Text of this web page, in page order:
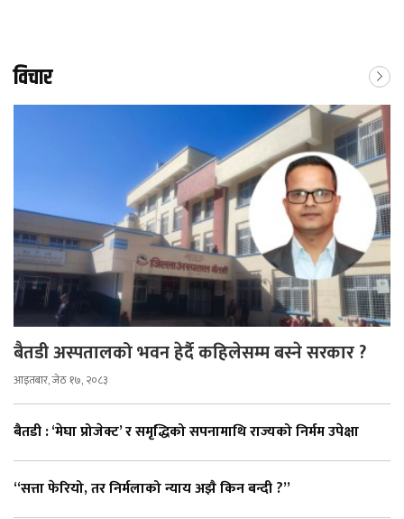
विचार
बैतडी अस्पतालको भवन हेर्दै कहिलेसम्म बस्ने सरकार ?
आइतबार, जेठ १७, २०८३
बैतडी : ‘मेघा प्रोजेक्ट’ र समृद्धिको सपनामाथि राज्यको निर्मम उपेक्षा
“सत्ता फेरियो, तर निर्मलाको न्याय अझै किन बन्दी ?”